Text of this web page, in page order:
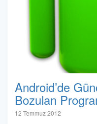
Android’de
Bozulan
12 Temmuz 2012